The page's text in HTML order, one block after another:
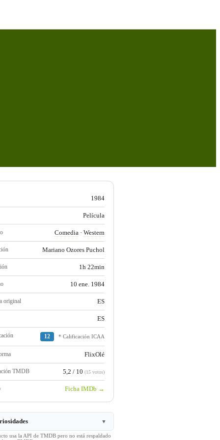
1984
Película
Comedia · Western
Mariano Ozores Puchol
1h 22min
10 ene. 1984
original ES
ES
12 * Calificación ICAA
FlixOlé
TMDB 5,2 / 10 (15 votos)
Ficha IMDb →
▼
usa la API de TMDB pero no está respaldado